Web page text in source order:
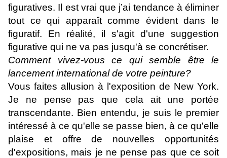
figuratives. Il est vrai que j’ai tendance à éliminer
tout ce qui apparaît comme évident dans le
figuratif. En réalité, il s'agit d'une suggestion
figurative qui ne va pas jusqu'à se concrétiser.
Comment vivez-vous ce qui semble être le
lancement international de votre peinture?
Vous faites allusion à l'exposition de New York.
Je ne pense pas que cela ait une portée
transcendante. Bien entendu, je suis le premier
intéressé à ce qu'elle se passe bien, à ce qu'elle
plaise et offre de nouvelles opportunités
d'expositions, mais je ne pense pas que ce soit